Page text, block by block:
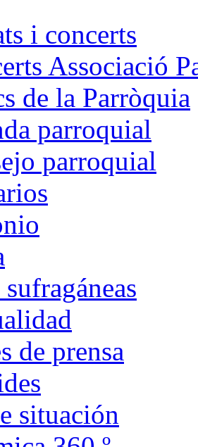
i concerts
Associació
de la Parròquia
parroquial
parroquial
de prensa
situación